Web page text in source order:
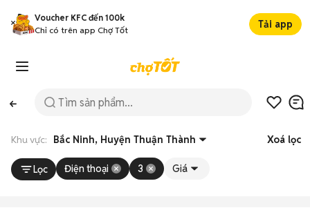
Voucher KFC đến 100k
Chỉ có trên app Chợ Tốt
Tải app
Khu vực: Bắc Ninh, Huyện Thuận Thành Xoá lọc
Lọc Điện thoại 3 Giá